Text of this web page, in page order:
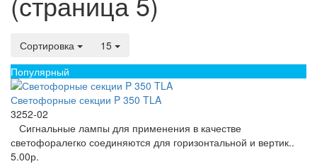
Сортировка
15
Популярный
Светофорные секции P 350 TLA
3252-02
Сигнальные лампы для применения в качестве
светофоралегко соединяются для горизонтальной и вертик..
5.00р.